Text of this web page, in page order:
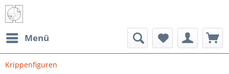
Menü
Krippenfiguren